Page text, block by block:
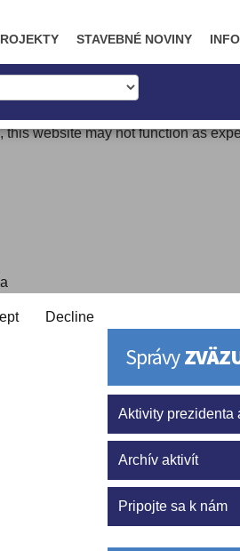
website may not function as
Decline
STAVEBNÉ NOVINY
Správy
Aktivity prezidenta
Archív aktivít
Pripojte sa k nám